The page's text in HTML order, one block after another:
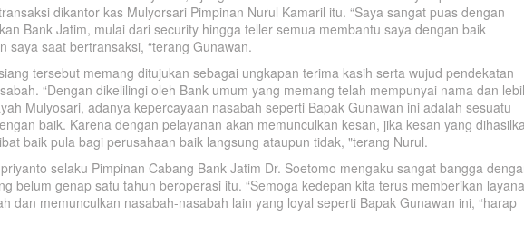
dikantor kas Mulyorsari Pimpinan Nurul Kamaril itu. “Saya sangat puas dengan
Bank Jatim, mulai dari security hingga teller semua membantu saya dengan baik
saya saat bertransaksi, “terang Gunawan.
tersebut memang ditujukan sebagai ungkapan terima kasih serta wujud pendekatan
“Dengan dikelilingi oleh Bank umum yang memang telah mempunyai nama dan
Mulyosari, adanya kepercayaan nasabah seperti Bapak Gunawan ini adalah sesuatu
baik. Karena dengan pelayanan akan memunculkan kesan, jika kesan yang
baik pula bagi perusahaan baik langsung ataupun tidak, "terang Nurul.
selaku Pimpinan Cabang Bank Jatim Dr. Soetomo mengaku sangat bangga
belum genap satu tahun beroperasi itu. “Semoga kedepan kita terus memberikan
dan memunculkan nasabah-nasabah lain yang loyal seperti Bapak Gunawan ini, “harap